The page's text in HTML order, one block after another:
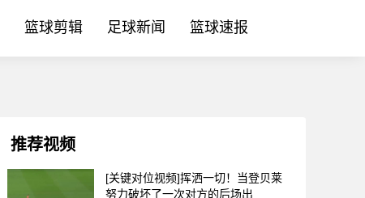
篮球剪辑 足球新闻 篮球速报
推荐视频
[关键对位视频]挥洒一切！当登贝莱
努力破坏了一次对方的后场出